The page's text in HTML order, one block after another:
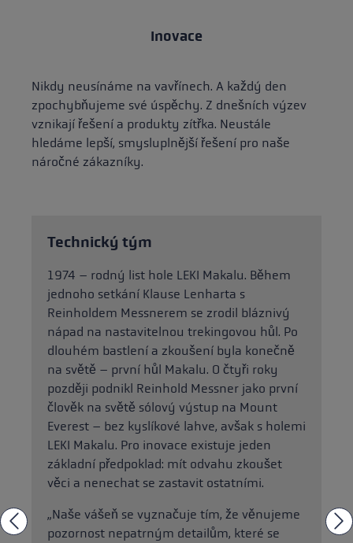
Inovace
Nikdy neusínáme na vavřínech. A každý den
zpochybňujeme své úspěchy. Z dnešních výzev
vznikají řešení a produkty zítřka. Neustále
hledáme lepší, smysluplnější řešení pro naše
náročné zákazníky.
Technický tým
1974 – rodný list hole LEKI Makalu. Během
jednoho setkání Klause Lenharta s
Reinholdem Messnerem se zrodil bláznivý
nápad na nastavitelnou trekingovou hůl. Po
dlouhém bastlení a zkoušení byla konečně
na světě – první hůl Makalu. O čtyři roky
později podnikl Reinhold Messner jako první
člověk na světě sólový výstup na Mount
Everest – bez kyslíkové lahve, avšak s holemi
LEKI Makalu. Pro inovace existuje jeden
základní předpoklad: mít odvahu zkoušet
věci a nenechat se zastavit ostatními.
„Naše vášeň se vyznačuje tím, že věnujeme
pozornost nepatrným detailům, které se